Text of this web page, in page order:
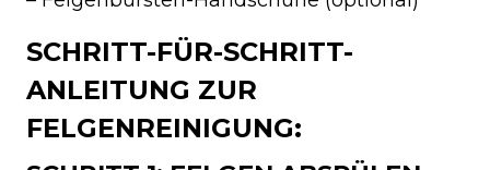
SCHRITT-FÜR-SCHRITT-
ANLEITUNG ZUR
FELGENREINIGUNG: